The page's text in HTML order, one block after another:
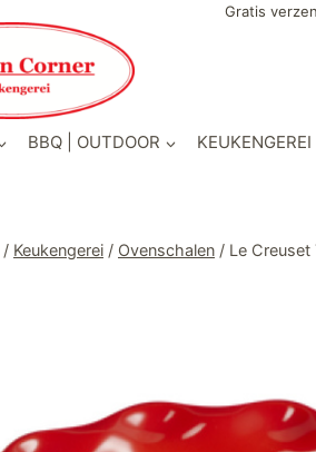
Gratis
BBQ | OUTDOOR KEUKENGEREI
/ Keukengerei / Ovenschalen / Le